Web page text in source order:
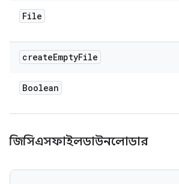
File
createEmptyFile
Boolean
জিসিএসফাইলডাউনলোডার